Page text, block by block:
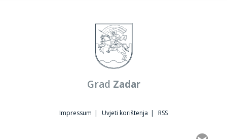
Grad Zadar
Impressum | Uvjeti korištenja | RSS